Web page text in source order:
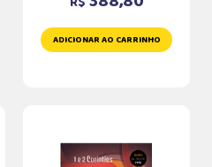
ADICIONAR AO CARRINHO